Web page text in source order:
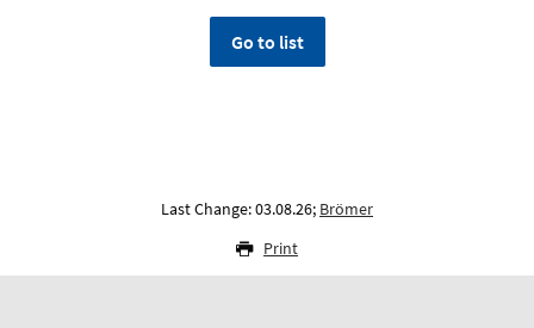
Go to list
Last Change: 03.08.26; Brömer
Print